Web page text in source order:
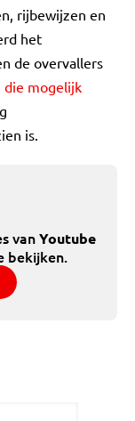
rijbewijzen en
het
de overvallers
die mogelijk
is.
vanYoutube
bekijken.